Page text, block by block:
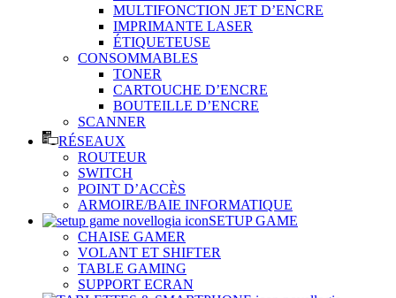
MULTIFONCTION JET D’ENCRE
IMPRIMANTE LASER
ÉTIQUETEUSE
CONSOMMABLES
TONER
CARTOUCHE D’ENCRE
BOUTEILLE D’ENCRE
SCANNER
RÉSEAUX
ROUTEUR
SWITCH
POINT D’ACCÈS
ARMOIRE/BAIE INFORMATIQUE
SETUP GAME
CHAISE GAMER
VOLANT ET SHIFTER
TABLE GAMING
SUPPORT ECRAN